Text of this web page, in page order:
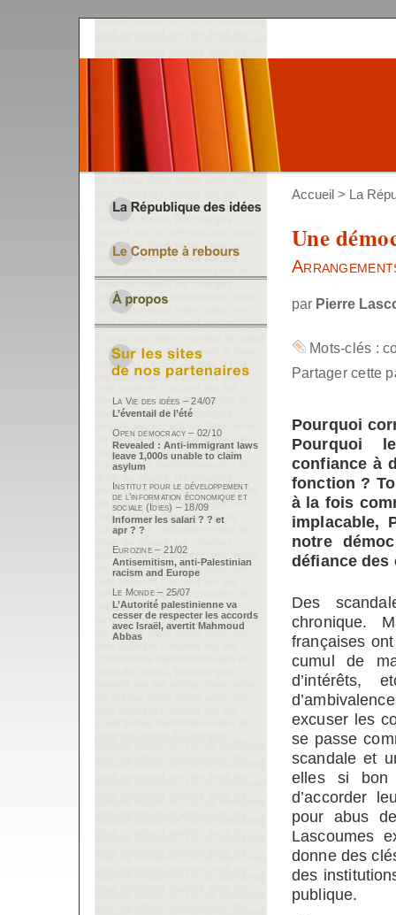
Accueil > La
Une
par Pierre
Mots-clés :
Partager cette
Pourquoi
Pourquoi
confiance à
fonction ?
à la fois
implacable,
notre
défiance
Des
chronique.
françaises
cumul de
d’intérêts,
excuser les
se passe
scandale et
elles si bon
d’accorder
pour abus
Lascoumes
donne des
des
publique.
La Vie des idées – 24/07
L’éventail de l’été
Open democracy – 02/10
Revealed : Anti-immigrant laws
leave 1,000s unable to claim
asylum
Institut pour le développement
de l’information économique et
sociale (Idies) – 18/09
Informer les salari ? ? et
apr ? ?
Eurozine – 21/02
Antisemitism, anti-Palestinian
racism and Europe
Le Monde – 25/07
L’Autorité palestinienne va
cesser de respecter les accords
avec Israël, avertit Mahmoud
Abbas